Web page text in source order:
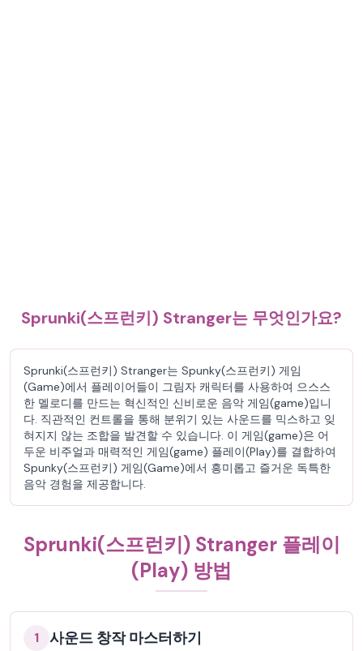
Sprunki(스프런키) Stranger는 무엇인가요?
Sprunki(스프런키) Stranger는 Spunky(스프런키) 게임
(Game)에서 플레이어들이 그림자 캐릭터를 사용하여 으스스
한 멜로디를 만드는 혁신적인 신비로운 음악 게임(game)입니
다. 직관적인 컨트롤을 통해 분위기 있는 사운드를 믹스하고 잊
혀지지 않는 조합을 발견할 수 있습니다. 이 게임(game)은 어
두운 비주얼과 매력적인 게임(game) 플레이(Play)를 결합하여
Spunky(스프런키) 게임(Game)에서 흥미롭고 즐거운 독특한
음악 경험을 제공합니다.
Sprunki(스프런키) Stranger 플레이
(Play) 방법
1 사운드 창작 마스터하기